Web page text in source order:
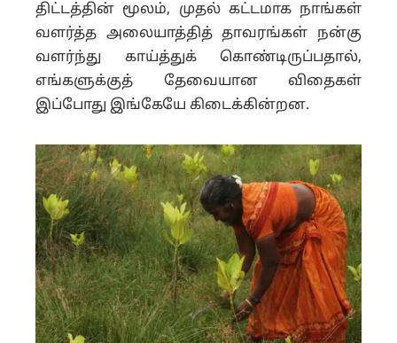
திட்டத்தின் மூலம், முதல் கட்டமாக நாங்கள்
வளர்த்த அலையாத்தித் தாவரங்கள் நன்கு
வளர்ந்து காய்த்துக் கொண்டிருப்பதால்,
எங்களுக்குத் தேவையான விதைகள்
இப்போது இங்கேயே கிடைக்கின்றன.